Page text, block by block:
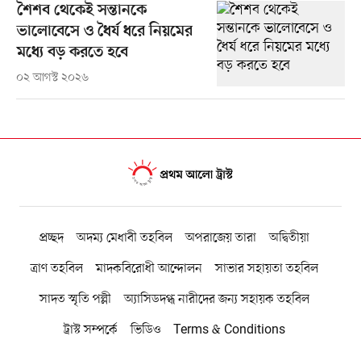
শৈশব থেকেই সন্তানকে
ভালোবেসে ও ধৈর্য ধরে নিয়মের
মধ্যে বড় করতে হবে
০২ আগস্ট ২০২৬
প্রচ্ছদ অদম্য মেধাবী তহবিল অপরাজেয় তারা
অদ্বিতীয়া
ত্রাণ তহবিল
মাদকবিরোধী আন্দোলন
সাভার সহায়তা তহবিল
সাদত স্মৃতি পল্লী
অ্যাসিডদগ্ধ নারীদের জন্য সহায়ক তহবিল
ট্রাস্ট সম্পর্কে
ভিডিও Terms & Conditions